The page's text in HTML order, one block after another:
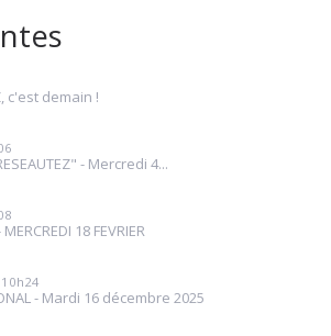
c'est demain !
- Mercredi 4...
18 FEVRIER
10h24
- Mardi 16 décembre 2025